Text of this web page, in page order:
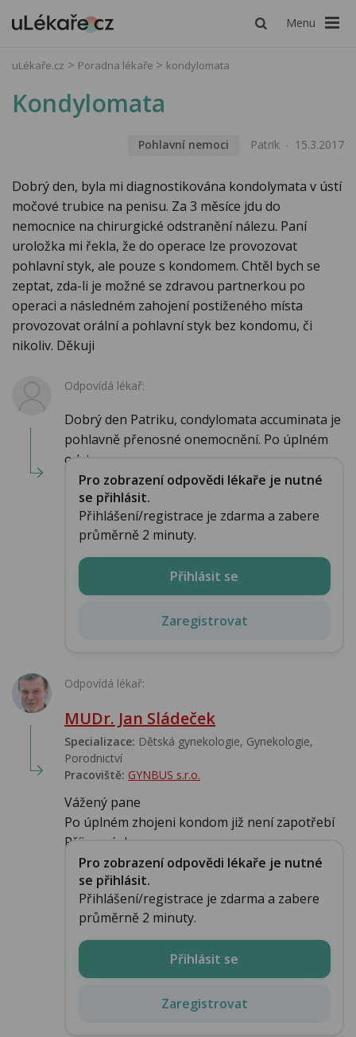
Menu
uLékaře.cz Poradna lékaře kondylomata
Kondylomata
Pohlavní nemoci Patrik 15.3.2017
Dobrý den, byla mi diagnostikována kondolymata v ústí
močové trubice na penisu. Za 3 měsíce jdu do
nemocnice na chirurgické odstranění nálezu. Paní
uroložka mi řekla, že do operace lze provozovat
pohlavní styk, ale pouze s kondomem. Chtěl bych se
zeptat, zda-li je možné se zdravou partnerkou po
operaci a následném zahojení postiženého místa
provozovat orální a pohlavní styk bez kondomu, či
nikoliv. Děkuji
Odpovídá lékař:
Dobrý den Patriku, condylomata accuminata je
pohlavně přenosné onemocnění. Po úplném
odstran...
Pro zobrazení odpovědi lékaře je nutné
se přihlásit.
Přihlášení/registrace je zdarma a zabere
průměrně 2 minuty.
Přihlásit se
Zaregistrovat
Odpovídá lékař:
MUDr. Jan Sládeček
Specializace: Dětská gynekologie, Gynekologie,
Porodnictví
Pracoviště: GYNBUS s.r.o.
Vážený pane
Po úplném zhojeni kondom již není zapotřebí
Příjemný den...
Pro zobrazení odpovědi lékaře je nutné
se přihlásit.
Přihlášení/registrace je zdarma a zabere
průměrně 2 minuty.
Přihlásit se
Zaregistrovat